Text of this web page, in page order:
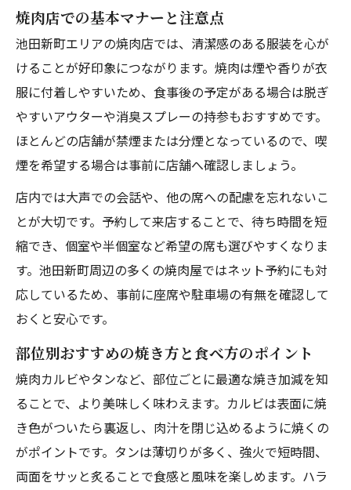
焼肉店での基本マナーと注意点
池田新町エリアの焼肉店では、清潔感のある服装を心が
けることが好印象につながります。焼肉は煙や香りが衣
服に付着しやすいため、食事後の予定がある場合は脱ぎ
やすいアウターや消臭スプレーの持参もおすすめです。
ほとんどの店舗が禁煙または分煙となっているので、喫
煙を希望する場合は事前に店舗へ確認しましょう。
店内では大声での会話や、他の席への配慮を忘れないこ
とが大切です。予約して来店することで、待ち時間を短
縮でき、個室や半個室など希望の席も選びやすくなりま
す。池田新町周辺の多くの焼肉屋ではネット予約にも対
応しているため、事前に座席や駐車場の有無を確認して
おくと安心です。
部位別おすすめの焼き方と食べ方のポイント
焼肉カルビやタンなど、部位ごとに最適な焼き加減を知
ることで、より美味しく味わえます。カルビは表面に焼
き色がついたら裏返し、肉汁を閉じ込めるように焼くの
がポイントです。タンは薄切りが多く、強火で短時間、
両面をサッと炙ることで食感と風味を楽しめます。ハラ